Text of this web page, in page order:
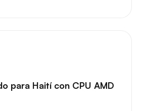
para Haití con CPU AMD